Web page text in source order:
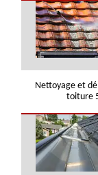
Nettoyage et
toiture